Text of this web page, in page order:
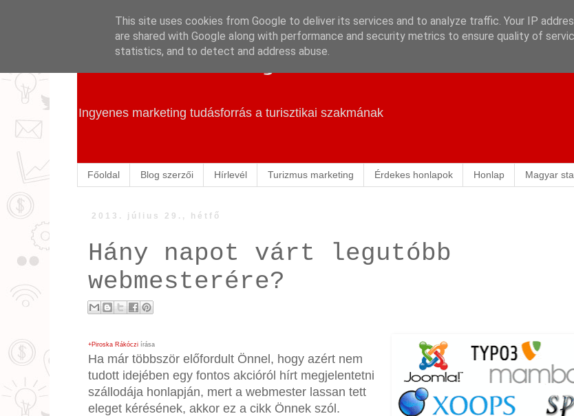
Szállás Marketing
Ingyenes marketing tudásforrás a turisztikai szakmának
Főoldal Blog szerzői Hírlevél Turizmus marketing Érdekes honlapok Honlap Magyar
2013. július 29., hétfő
Hány napot várt legutóbb
webmesterére?
+Piroska Rákóczi írása
Ha már többször előfordult Önnel, hogy azért nem
tudott idejében egy fontos akcióról hírt megjelentetni
szállodája honlapján, mert a webmester lassan tett
eleget kérésének, akkor ez a cikk Önnek szól.
This site uses cookies from Google to deliver its services and to analyze traffic. Your IP
are shared with Google along with performance and security metrics to ensure quality of
statistics, and to detect and address abuse.